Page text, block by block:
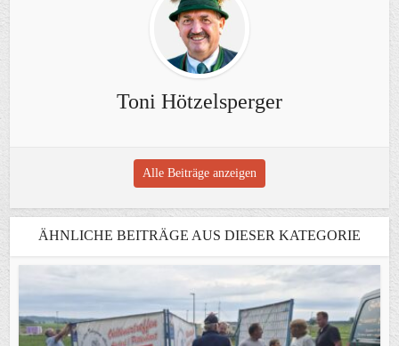
Toni Hötzelsperger
Alle Beiträge anzeigen
ÄHNLICHE BEITRÄGE AUS DIESER KATEGORIE